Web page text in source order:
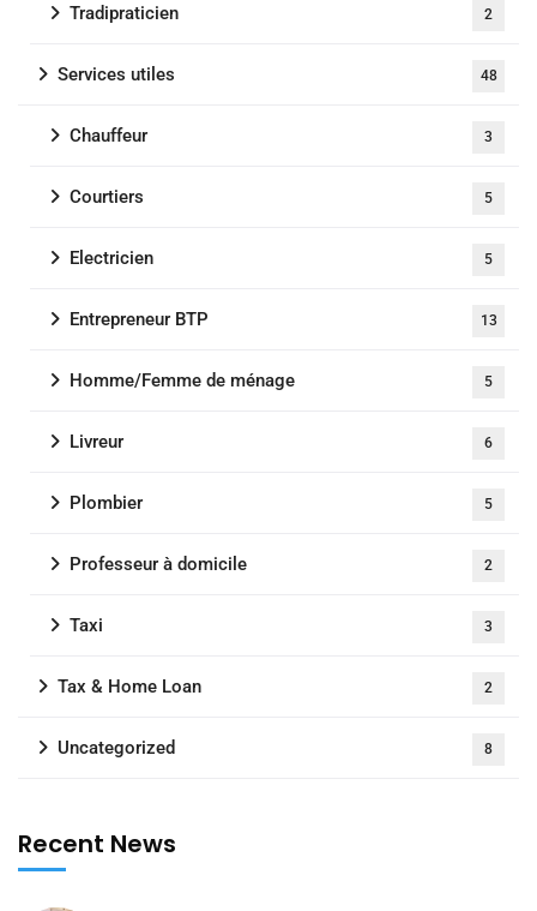
Tradipraticien 2
Services utiles 48
Chauffeur 3
Courtiers 5
Electricien 5
Entrepreneur BTP 13
Homme/Femme de ménage 5
Livreur 6
Plombier 5
Professeur à domicile 2
Taxi 3
Tax & Home Loan 2
Uncategorized 8
Recent News